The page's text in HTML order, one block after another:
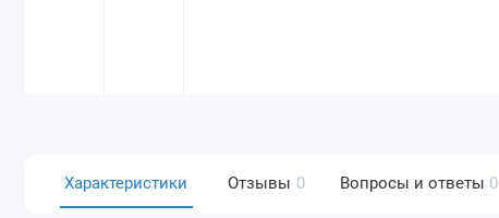
Характеристики Отзывы 0 Вопросы и ответы 0